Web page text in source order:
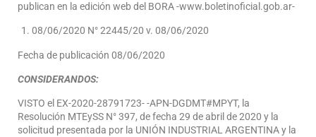
publican en la edición web del BORA -www.boletinoficial.gob.ar-
08/06/2020 N° 22445/20 v. 08/06/2020
Fecha de publicación 08/06/2020
CONSIDERANDOS:
VISTO el EX-2020-28791723- -APN-DGDMT#MPYT, la
Resolución MTEySS N° 397, de fecha 29 de abril de 2020 y la
solicitud presentada por la UNIÓN INDUSTRIAL ARGENTINA y la